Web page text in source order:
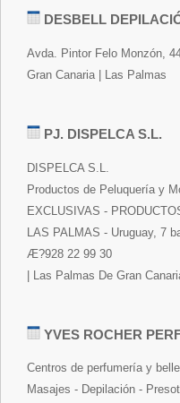
DESBELL
Avda. Pintor Felo Monzón,
Gran Canaria | Las Palmas
PJ. DISPELCA S.L.
DISPELCA S.L.
Productos de Peluquería y
EXCLUSIVAS -
LAS PALMAS - Uruguay, 7
Æ?928 22 99 30
| Las Palmas De Gran
YVES ROCHER
Centros de perfumería y
Masajes - Depilación -